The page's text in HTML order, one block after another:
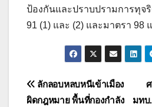
ป้องกันและปราบปรามการทุจ
91 (1) และ (2) และมาตรา 98
แนะแนว
มทบ
ลักลอบหลบหนีเข้าเมือง
ผิดกฎหมาย พื้นที่กองกำลัง